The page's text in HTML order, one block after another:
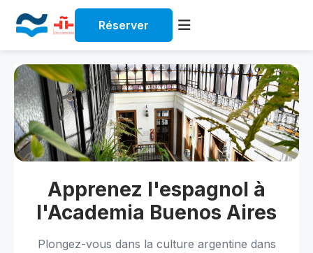
Réserver
content
Apprenez l'espagnol à
l'Academia Buenos Aires
Plongez-vous dans la culture argentine dans